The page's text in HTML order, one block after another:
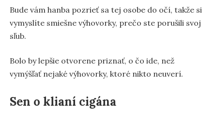
Bude vám hanba pozrieť sa tej osobe do očí, takže si
vymyslíte smiešne výhovorky, prečo ste porušili svoj
sľub.
Bolo by lepšie otvorene priznať, o čo ide, než
vymýšľať nejaké výhovorky, ktoré nikto neuverí.
Sen o klianí cigána